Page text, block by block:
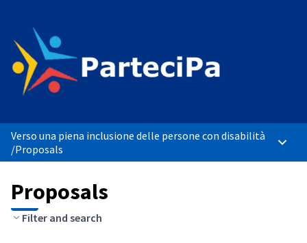
Verso una piena inclusione delle persone con disabilità
/Proposals Main
Proposals
Filter and search